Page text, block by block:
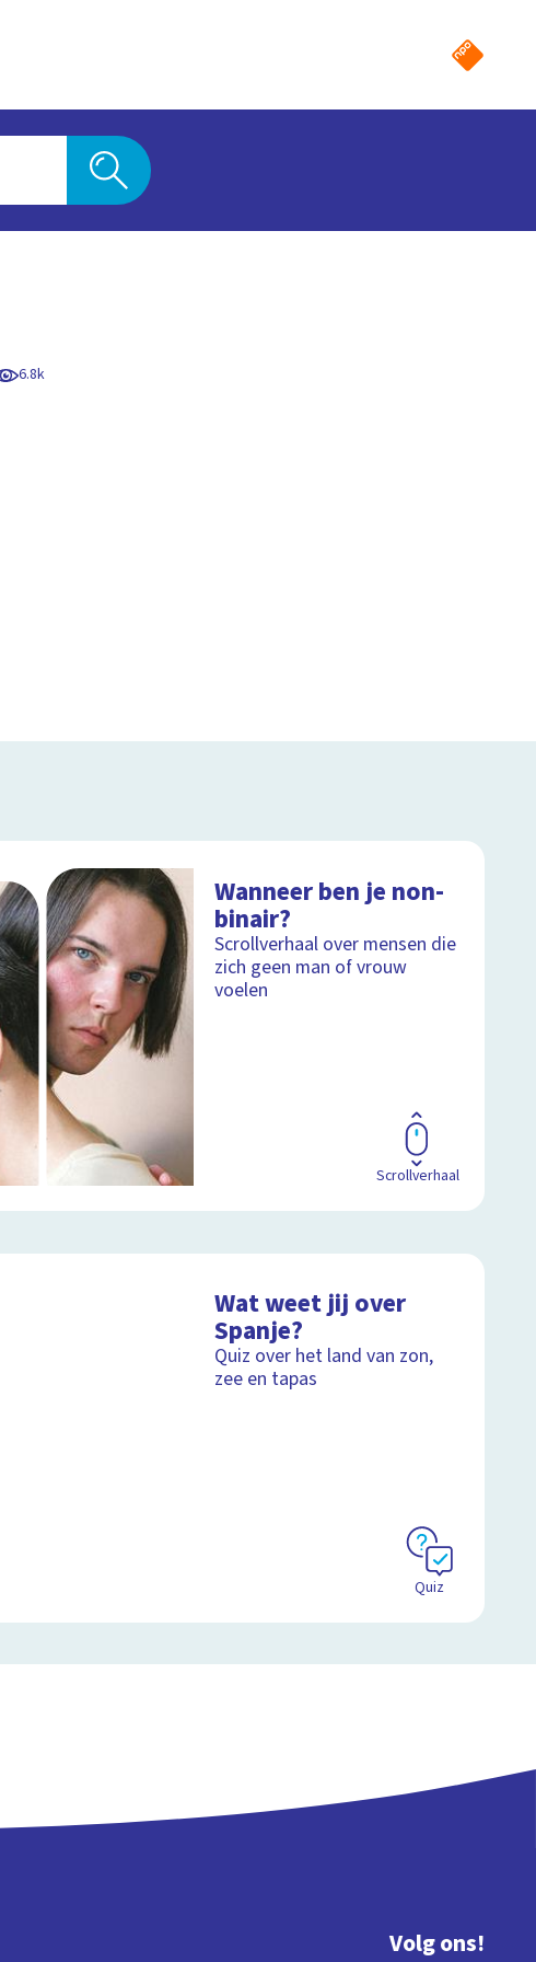
6.8k
Wanneer ben je non-
binair?
Scrollverhaal over mensen die
zich geen man of vrouw
voelen
Scrollverhaal
Wat weet jij over
Spanje?
Quiz over het land van zon,
zee en tapas
Quiz
Volg ons!